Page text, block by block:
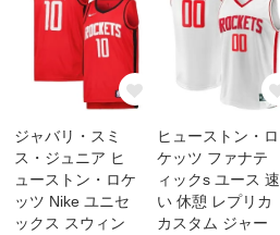
ジャバリ・スミ
ス・ジュニア ヒ
ューストン・ロケ
ッツ Nike ユニセ
ックス スウィン
ヒューストン・ロ
ケッツ ファナテ
ィックs ユース 速
い 休憩 レプリカ
カスタム ジャー